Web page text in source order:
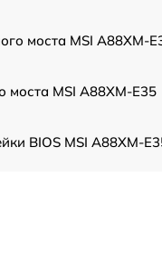
моста MSI A88XM-
моста MSI A88XM-E35
BIOS MSI A88XM-